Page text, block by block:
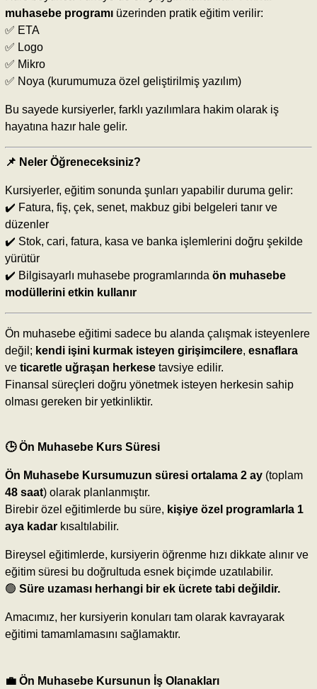
muhasebe programıüzerinden pratik eğitim verilir:
✅ ETA
✅ Logo
✅ Mikro
✅ Noya (kurumumuza özel geliştirilmiş yazılım)
Bu sayede kursiyerler, farklı yazılımlara hakim olarak iş
hayatına hazır hale gelir.
📌 Neler Öğreneceksiniz?
Kursiyerler, eğitim sonunda şunları yapabilir duruma gelir:
✔️ Fatura, fiş, çek, senet, makbuz gibi belgeleri tanır ve
düzenler
✔️ Stok, cari, fatura, kasa ve banka işlemlerini doğru şekilde
yürütür
✔️ Bilgisayarlı muhasebe programlarında ön muhasebe
modüllerini etkin kullanır
Ön muhasebe eğitimi sadece bu alanda çalışmak isteyenlere
değil; kendi işini kurmak isteyen girişimcilere, esnaflara
ve ticaretle uğraşan herkesetavsiye edilir.
Finansal süreçleri doğru yönetmek isteyen herkesin sahip
olması gereken bir yetkinliktir.
🕒 Ön Muhasebe Kurs Süresi
Ön Muhasebe Kursumuzun süresi ortalama 2 ay(toplam
48 saat) olarak planlanmıştır.
Birebir özel eğitimlerde bu süre, kişiye özel programlarla 1
aya kadarkısaltılabilir.
Bireysel eğitimlerde, kursiyerin öğrenme hızı dikkate alınır ve
eğitim süresi bu doğrultuda esnek biçimde uzatılabilir.
🟢 Süre uzaması herhangi bir ek ücrete tabi değildir.
Amacımız, her kursiyerin konuları tam olarak kavrayarak
eğitimi tamamlamasını sağlamaktır.
💼 Ön Muhasebe Kursunun İş Olanakları